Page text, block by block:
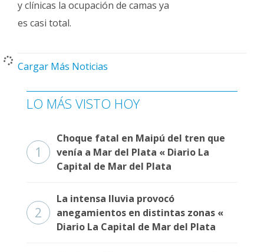
y clínicas la ocupación de camas ya
es casi total.
Cargar Más Noticias
LO MÁS VISTO HOY
1
Choque fatal en Maipú del tren que
venía a Mar del Plata « Diario La
Capital de Mar del Plata
2
La intensa lluvia provocó
anegamientos en distintas zonas «
Diario La Capital de Mar del Plata